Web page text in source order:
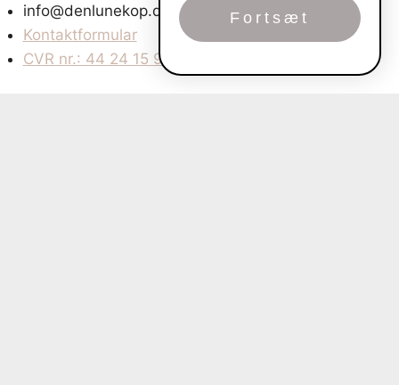
info@denlunekop.dk
Kontaktformular
CVR nr.: 44 24 15 95
Fortsæt